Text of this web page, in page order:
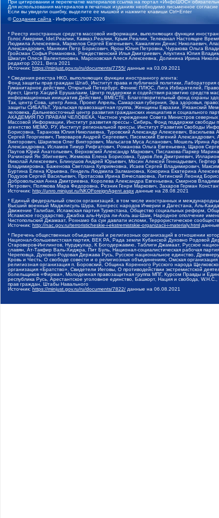
При цитировании и перепечатке материалов ссылка на портал «ИнфоШОС»
Для использования материалов в печатных изданиях необходимо письменное
Если вы увидели ошибку, выделите ее мышкой и нажмите клавиши Ctrl+Enter
©Создание сайта - Инфорос, 2007-2026
* Реестр иностранных средств массовой информации, выполняющих функции
Голос Америки, Idel.Реалии, Кавказ.Реалии, Крым.Реалии, Телеканал Настоящее
Людмила Алексеевна, Маркелов Сергей Евгеньевич, Камалягин Денис Николаевич,
Александрович, Маняхин Петр Борисович, Ярош Юлия Петровна, Чуракова Ольга
Гройсман Софья Романовна, Рождественский Илья Дмитриевич, Апухтина Юлия
Шмагун Олеся Валентиновна, Мароховская Алеся Алексеевна, Долинина Ирина
редактор 2021, Вега 2021
Источник: https://minjust.gov.ru/ru/documents/7755/ данные на 03.09.2021
* Сведения реестра НКО, выполняющих функции иностранного агента:
Фонд защиты прав граждан Штаб, Институт права и публичной политики,
Гуманитарное действие, Открытый Петербург, Феникс ПЛЮС, Лига Избирателей,
Крест, Центр Хасдей Ерушалаим, Центр поддержки и содействия развитию средств
информационных инициатив Действие, ВМЕСТЕ, Благотворительный фонд охраны
Так, центр Сова, центр Анна, Проект Апрель, Самарская губерния, Эра здоровья,
защиты СИБАЛЬТ, Уральская правозащитная группа, Женщины Евразии, Рязанский
человека, Дальневосточный центр развития гражданских инициатив и социального
АКАДЕМИЯ ПО ПРАВАМ ЧЕЛОВЕКА, Частное учреждение Совета Министров северных
Массовой Информации, Институт развития прессы - Сибирь, Фонд поддержки
агентство МЕМО. РУ, Институт региональной прессы, Институт Развития Свободы
Борисовна, Таранова Юлия Николаевна, Туровский Александр Алексеевич,
Сергей Георгиевич, Пивоваров Андрей Сергеевич, Писемский Евгений
Викторович, Шарипков Олег Викторович, Мальсагов Муса Асланович, Мошель Ирина
Александровна, Исламов Тимур Рифгатович, Романова Ольга Евгеньевна, Щаров
Паутов Юрий Анатольевич, Верховский Александр Маркович, Пислакова-Паркер
Рачинский Ян Збигневич, Жемкова Елена Борисовна, Гудков Лев Дмитриевич,
Николай Алексеевич, Блинушов Андрей Юрьевич, Мосин Алексей Геннадьевич,
Владимировна, Баженова Светлана Куприяновна, Исаев Сергей Владимирович,
Буртина Елена Юрьевна, Гендель Людмила Залмановна, Кокорина Екатерина
Подузов Сергей Васильевич, Протасова Ирина Вячеславовна, Литинский Леонид
Добровольская Анна Дмитриевна, Королева Александра Евгеньевна, Смирнов
Петрович, Полякова Мара Федоровна, Резник Генри Маркович, Захаров Герман
Источник: http://unro.minjust.ru/NKOForeignAgent.aspx данные на 28.08.2021
* Единый федеральный список организаций, в том числе иностранных и
Высший военный Маджлисуль Шура, Конгресс народов Ичкерии и Дагестана, Аль-
Движение Талибан, Исламская партия Туркестана, Общество социальных реформ,
Исламское государство, Джабха аль-Нусра ли-Ахль аш-Шам, Народное ополчение
Чистопольский Джамаат, Рохнамо ба суи давлати исломи, Террористическое
Источник: http://nac.gov.ru/terroristicheskie-i-ekstremistskie-organizacii-i-materialy.html
* Перечень общественных объединений и религиозных организаций в отношении
Национал-большевистская партия, ВЕК РА, Рада земли Кубанской Духовно Родовой
Староверов-Инглингов, Нурджулар, К Богодержавию, Таблиги Джамаат, Русское
славян, Ат-Такфир Валь-Хиджра, Пит Буль, Национал-социалистическая рабочая
Череповца, Духовно-Родовая Держава Русь, Русское национальное единство,
Кровь и Честь, О свободе совести и о религиозных объединениях, Омская
религиозная организация п. Боровский, Община Коренного Русского народа
организация «Братство», Свидетели Иеговы, О противодействии экстремистской
болельщиков «Фирма», Молодежная правозащитная группа МПГ, Курсом Правды и
республика Русь, Арестантское уголовное единство, Башкорт, Нация и свобода,
прав граждан, Штабы Навального
Источник: https://minjust.gov.ru/ru/documents/7822/ данные на 06.08.2021